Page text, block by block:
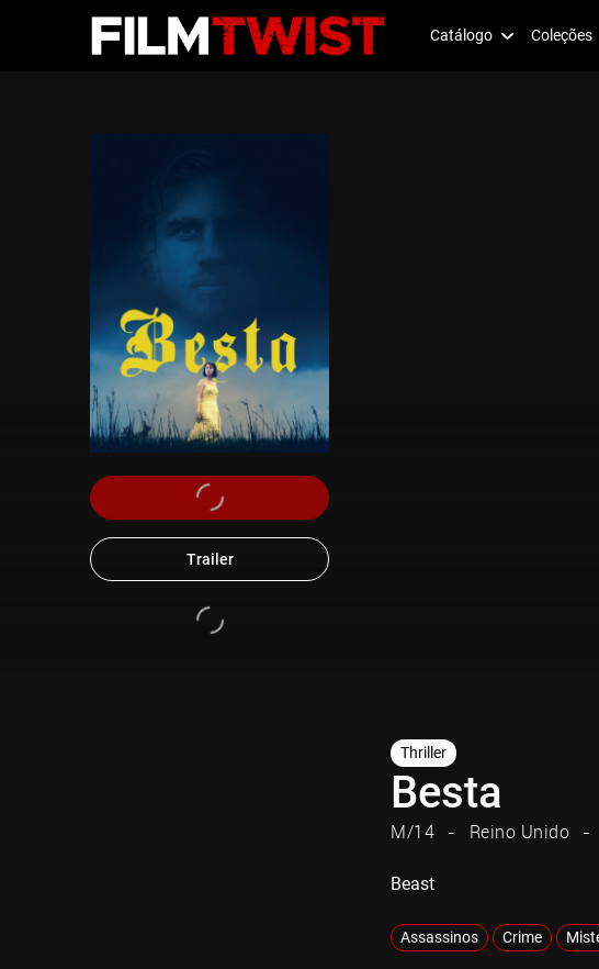
Catálogo Coleções
Trailer
Thriller
Besta
M/14 Reino Unido
Beast
Assassinos Crime